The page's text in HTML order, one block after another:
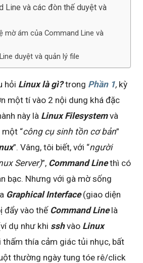
Line và các đòn thế duyệt và
mờ ám của Command Line và
duyệt và quản lý file
hỏi Linux là gì?trong Phần 1, kỳ
một tí vào 2 nội dung khá đặc
này là Linux Filesystemvà
“công cụ sinh tồn cơ bản”
”. Vâng, tôi biết, với “người
Server)”, Command Linethì có
bạc. Nhưng với gà mờ sống
Graphical Interface(giao diện
đẩy vào thế Command Linelà
dụ như khi sshvào Linux
thấm thía cảm giác tủi nhục, bất
thường ngày tung tóe rê/click